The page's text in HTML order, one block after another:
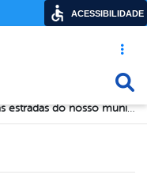
Acesso
Recuperação das estradas do nosso município
ACESSIBILIDADE